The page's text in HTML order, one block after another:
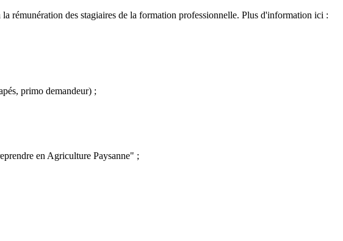
rémunération des stagiaires de la formation professionnelle. Plus d'information ici :
primo demandeur) ;
en Agriculture Paysanne" ;